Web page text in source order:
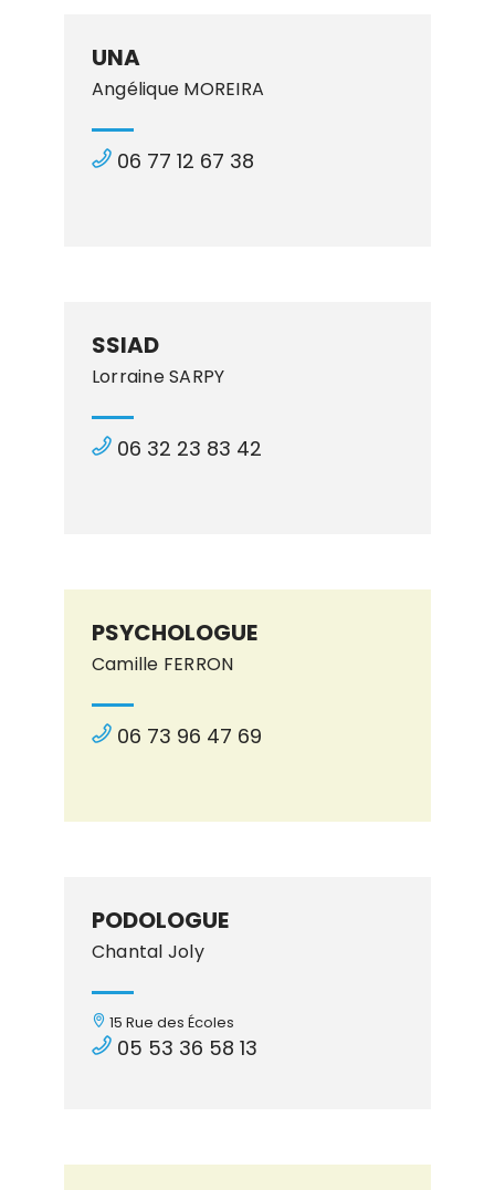
UNA
Angélique MOREIRA
06 77 12 67 38
SSIAD
Lorraine SARPY
06 32 23 83 42
PSYCHOLOGUE
Camille FERRON
06 73 96 47 69
PODOLOGUE
Chantal Joly
15 Rue des Écoles
05 53 36 58 13